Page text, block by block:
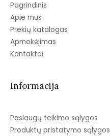
Pagrindinis
Apie mus
Prekių katalogas
Apmokėjimas
Kontaktai
Informacija
Paslaugų teikimo sąlygos
Produktų pristatymo sąlygos